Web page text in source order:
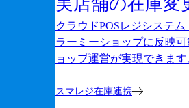
クラウドPOSレジシステ
ラーミーショップに反映
ョップ運営が実現できます
スマレジ在庫連携